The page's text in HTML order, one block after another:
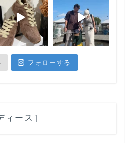
フォローする
ィース］